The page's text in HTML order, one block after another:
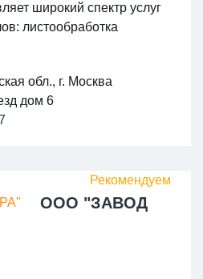
широкий спектр услуг
листообработка
вырубка/резка внешних
токарная обработка,
шлифование; сварка
аргонодуговая,
обл., г. Москва
дом 6
ООО "ЗАВОД